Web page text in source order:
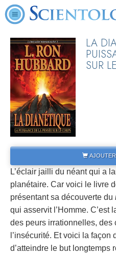
LA
SUR
AJOUTER
L’éclair jailli du néant qui a
planétaire. Car voici le livre
présentant sa découverte du
qui asservit l’Homme. C’est
des peurs irrationnelles, des
l’insécurité. Et voici la façon
d’atteindre le but longtemps